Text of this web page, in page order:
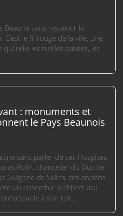
Beaune sans ressentir la
le fil rouge de la ville, une
relie les ruelles pavées, les
: monuments et
le Pays Beaunois
sans parler de ses Hospices
Rolin, chancelier du Duc de
Guigone de Salins, ces anciens
un ensemble architectural
à son toit...